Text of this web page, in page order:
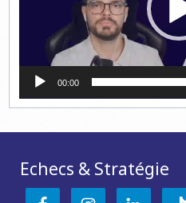
00:00
Echecs & Stratégie